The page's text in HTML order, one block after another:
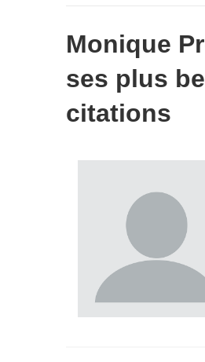
Monique
ses plus
citations